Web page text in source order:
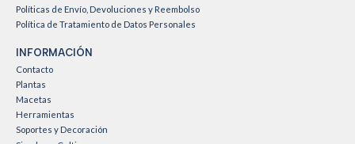
Políticas de Envío, Devoluciones y Reembolso
Política de Tratamiento de Datos Personales
INFORMACIÓN
Contacto
Plantas
Macetas
Herramientas
Soportes y Decoración